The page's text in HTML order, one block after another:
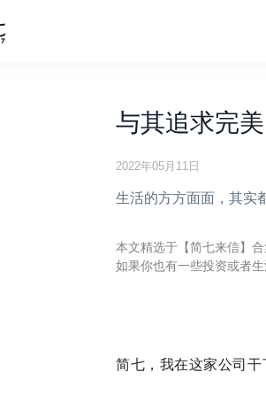
与其追求完
2022年05月11日
生活的方方面面，其实
本文精选于【简七来信】合
如果你也有一些投资或者
简七，我在这家公司干